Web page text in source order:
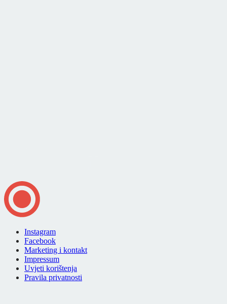
Instagram
Facebook
Marketing i kontakt
Impressum
Uvjeti korištenja
Pravila privatnosti